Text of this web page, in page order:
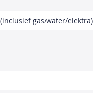
gas/water/elektra)